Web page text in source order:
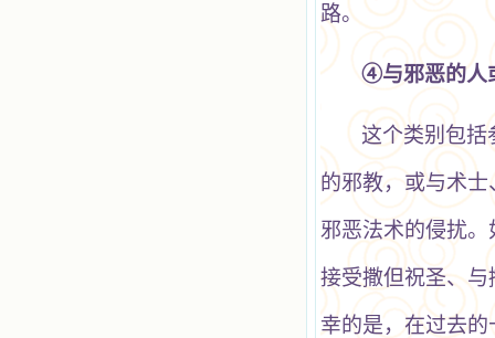
路。
④与邪恶的人
这个类别包括
的邪教，或与术
邪恶法术的侵扰
接受撒但祝圣、
幸的是，在过去